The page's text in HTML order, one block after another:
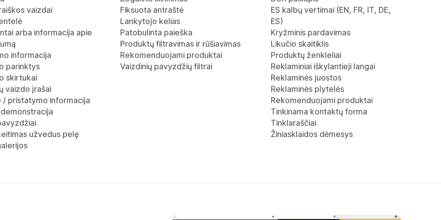
vaizdai
arba informacija apie
informacija
parinktys
skirtukai
vaizdo įrašai
/ pristatymo informacija
užvedus pelę
Fiksuota antraštė
Lankytojo kelias
Patobulinta paieška
Produktų filtravimas ir rūšiavimas
Rekomenduojami produktai
Vaizdinių pavyzdžių filtrai
ES kalbų vertimai (EN, FR, IT, DE,
ES)
Kryžminis pardavimas
Likučio skaitiklis
Produktų ženkleliai
Reklaminiai iškylantieji langai
Reklaminės juostos
Reklaminės plytelės
Rekomenduojami produktai
Tinkinama kontaktų forma
Tinklaraščiai
Žiniasklaidos dėmesys